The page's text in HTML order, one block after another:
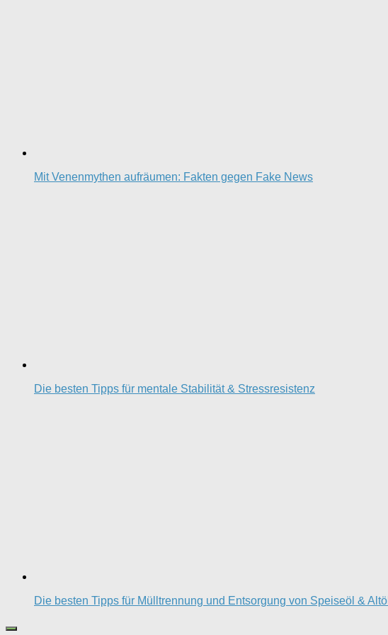
Mit Venenmythen aufräumen: Fakten gegen Fake News
Die besten Tipps für mentale Stabilität & Stressresistenz
Die besten Tipps für Mülltrennung und Entsorgung von Speiseöl & Altöl